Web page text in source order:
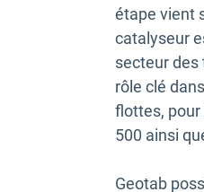
étape vient
catalyseur
secteur des
rôle clé
flottes, pour
500 ainsi
Geotab